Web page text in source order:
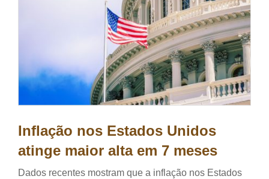
Inflação nos Estados Unidos
atinge maior alta em 7 meses
Dados recentes mostram que a inflação nos Estados